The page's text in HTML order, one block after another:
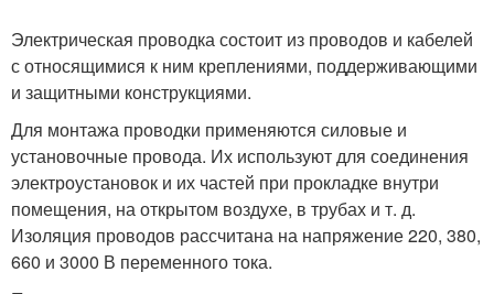
Электрическая проводка состоит из проводов и кабелей
с относящимися к ним креплениями, поддерживающими
и защитными конструкциями.
Для монтажа проводки применяются силовые и
установочные провода. Их используют для соединения
электроустановок и их частей при прокладке внутри
помещения, на открытом воздухе, в трубах и т. д.
Изоляция проводов рассчитана на напряжение 220, 380,
660 и 3000 В переменного тока.